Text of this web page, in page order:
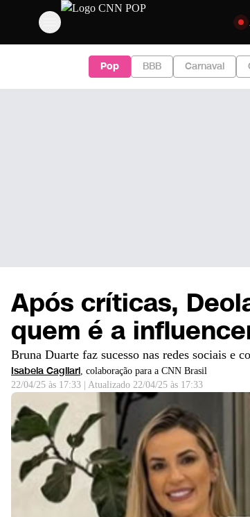
Pular
Pop BBB Carnaval
Após críticas,
quem é a
Bruna Duarte faz sucesso nas redes sociais e
Isabela Cagliari, colaboração para a CNN Brasil
22/04/25 às 17:33
Atualizado 22/04/25 às 17:33